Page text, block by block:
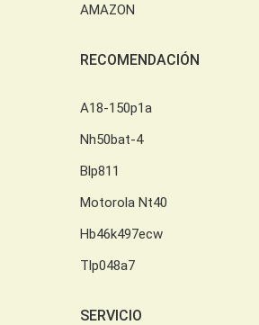
AMAZON
RECOMENDACIÓN
A18-150p1a
Nh50bat-4
Blp811
Motorola Nt40
Hb46k497ecw
Tlp048a7
SERVICIO